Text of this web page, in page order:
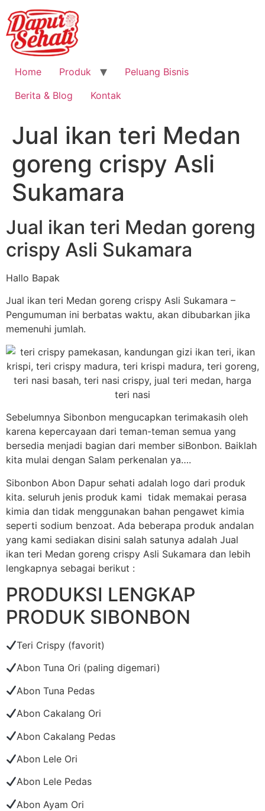
Home Produk
Peluang Bisnis
Berita & Blog
Kontak
Jual ikan teri Medan
goreng crispy Asli
Sukamara
Jual ikan teri Medan goreng
crispy Asli Sukamara
Hallo Bapak
Jual ikan teri Medan goreng crispy Asli Sukamara –
Pengumuman ini berbatas waktu, akan dibubarkan jika
memenuhi jumlah.
Sebelumnya Sibonbon mengucapkan terimakasih oleh
karena kepercayaan dari teman-teman semua yang
bersedia menjadi bagian dari member siBonbon. Baiklah
kita mulai dengan Salam perkenalan ya….
Sibonbon Abon Dapur sehati adalah logo dari produk
kita. seluruh jenis produk kami tidak memakai perasa
kimia dan tidak menggunakan bahan pengawet kimia
seperti sodium benzoat. Ada beberapa produk andalan
yang kami sediakan disini salah satunya adalah Jual
ikan teri Medan goreng crispy Asli Sukamara dan lebih
lengkapnya sebagai berikut :
PRODUKSI LENGKAP
PRODUK SIBONBON
Teri Crispy (favorit)
Abon Tuna Ori (paling digemari)
Abon Tuna Pedas
Abon Cakalang Ori
Abon Cakalang Pedas
Abon Lele Ori
Abon Lele Pedas
Abon Ayam Ori